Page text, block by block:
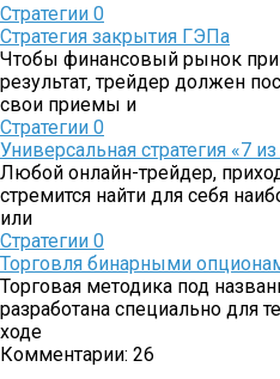
Стратегии 0
Стратегия закрытия ГЭПа
Чтобы финансовый рынок
результат, трейдер должен
свои приемы и
Стратегии 0
Универсальная стратегия «7
Любой онлайн-трейдер,
стремится найти для себя
или
Стратегии 0
Торговля бинарными
Торговая методика под
разработана специально для
ходе
Комментарии: 26